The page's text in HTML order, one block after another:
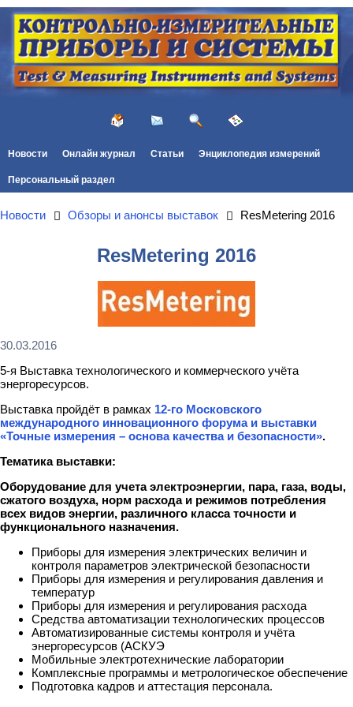
Новости Онлайн журнал Статьи Энциклопедия измерений
Персональный раздел
Новости Обзоры и анонсы выставок ResMetering 2016
ResMetering 2016
30.03.2016
5-я Выставка технологического и коммерческого учёта
энергоресурсов.
Выставка пройдёт в рамках 12-го Московского
международного инновационного форума и выставки
«Точные измерения – основа качества и безопасности».
Тематика выставки:
Оборудование для учета электроэнергии, пара, газа, во­ды,
сжатого воздуха, норм расхода и режимов потребления
всех видов энергии, различного класса точности и
функционального назначения.
Приборы для измерения электрических величин и
контроля параметров электрической безопасности
Приборы для измерения и регулирования давления и
температур
Приборы для измерения и регулирования расхода
Средства автоматизации технологических процессов
Автоматизированные системы контроля и учёта
энергоресурсов (АСКУЭ
Мобильные электротехнические лаборатории
Комплексные программы и метрологическое обеспечение
Подготовка кадров и аттестация персонала.